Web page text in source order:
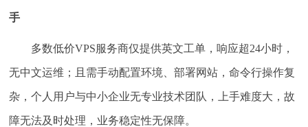
手
多数低价VPS服务商仅提供英文工单，响应超24小时，
无中文运维；且需手动配置环境、部署网站，命令行操作复
杂，个人用户与中小企业无专业技术团队，上手难度大，故
障无法及时处理，业务稳定性无保障。